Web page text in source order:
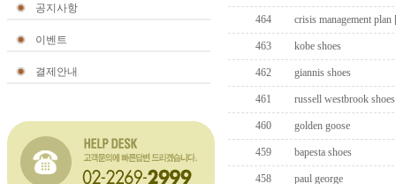
공지사항
이벤트
결제안내
464 crisis management plan
463 kobe shoes
462 giannis shoes
461 russell westbrook shoes
460 golden goose
459 bapesta shoes
458 paul george